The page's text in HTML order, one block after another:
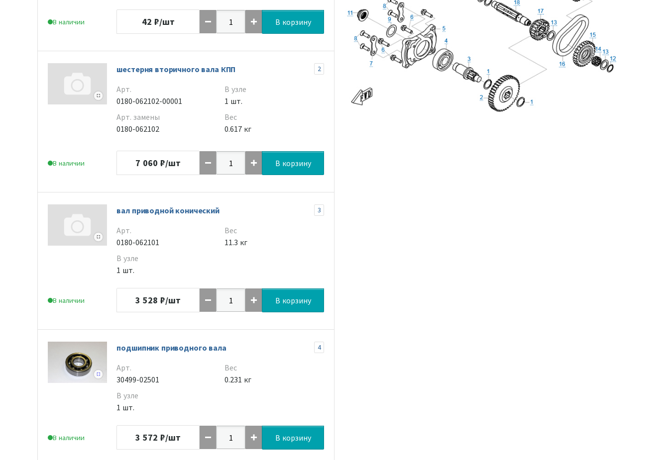
В наличии 42 ₽/шт В корзину
В наличии
шестерня вторичного вала КПП 2
Арт.
0180-062102-00001
Арт. замены
0180-062102
В узле
1 шт.
Вес
0.617 кг
7 060 ₽/шт В корзину
В наличии
вал приводной конический 3
Арт.
0180-062101
В узле
1 шт.
Вес
11.3 кг
3 528 ₽/шт В корзину
В наличии
подшипник приводного вала 4
Арт.
30499-02501
В узле
1 шт.
Вес
0.231 кг
3 572 ₽/шт В корзину